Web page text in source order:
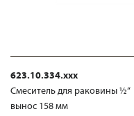
623.10.334.xxx
Смеситель для раковины ½“
вынос 158 мм